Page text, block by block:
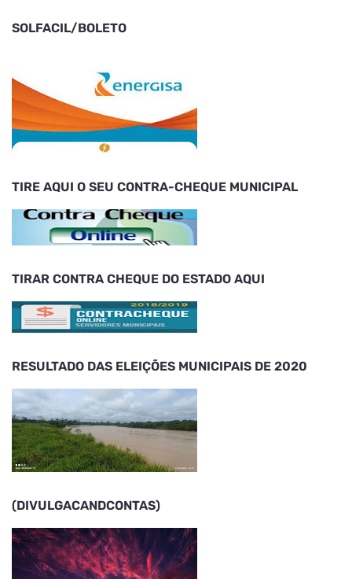
SOLFACIL/BOLETO
TIRE AQUI O SEU CONTRA-CHEQUE MUNICIPAL
TIRAR CONTRA CHEQUE DO ESTADO AQUI
RESULTADO DAS ELEIÇÕES MUNICIPAIS DE 2020
(DIVULGACANDCONTAS)